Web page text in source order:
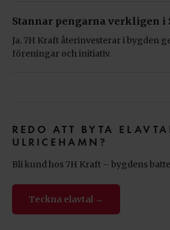
Stannar pengarna verkligen i
Ja. 7H Kraft återinvesterar i bygden
föreningar och initiativ.
REDO ATT BYTA
ULRICEHAMN?
Bli kund hos 7H Kraft – bygdens
Teckna elavtal →